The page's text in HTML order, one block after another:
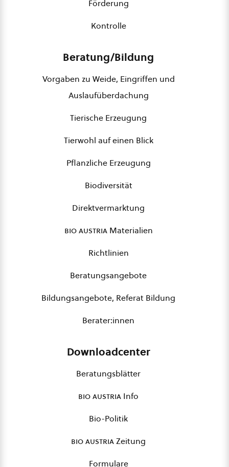
Förderung
Kontrolle
Beratung/Bildung
Vorgaben zu Weide, Eingriffen und
Auslaufüberdachung
Tierische Erzeugung
Tierwohl auf einen Blick
Pflanzliche Erzeugung
Biodiversität
Direktvermarktung
bio austriaMaterialien
Richtlinien
Beratungsangebote
Bildungsangebote, Referat Bildung
Berater:innen
Downloadcenter
Beratungsblätter
bio austria Info
Bio-Politik
bio austriaZeitung
Formulare